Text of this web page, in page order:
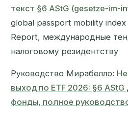
текст §6 AStG (gesetze-im-
global passport mobility
Report, международные
налоговому резидентству
Руководство Мирабелло:
выход по ETF 2026: §6
фонды, полное